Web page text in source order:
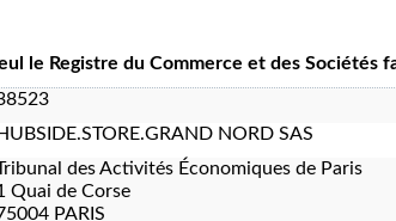
le Registre du Commerce et des Sociétés
HUBSIDE.STORE.GRAND NORD SAS
des Activités Économiques de Paris
Quai de Corse
PARIS